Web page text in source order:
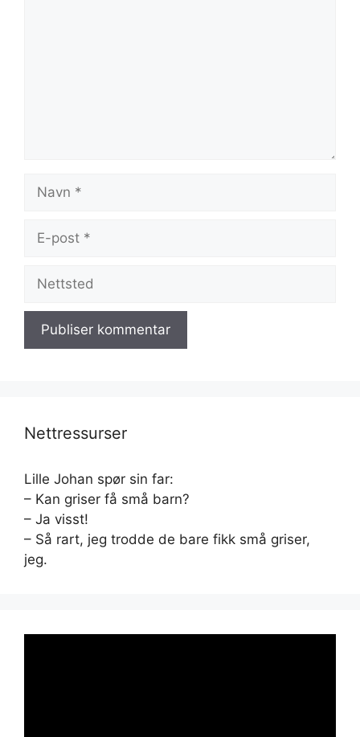
Navn
Nettsted
Nettressurser
Lille Johan spør sin far:
– Kan griser få små barn?
– Ja visst!
– Så rart, jeg trodde de bare fikk små griser,
jeg.